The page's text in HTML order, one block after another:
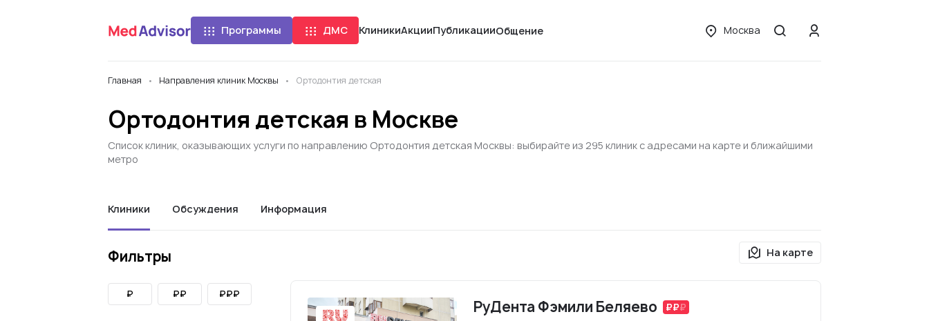
Программы ДМС КлиникиАкцииПубликацииОбщение Москва
Главная Направления клиник Москвы Ортодонтия детская
Ортодонтия детская в Москве
Список клиник, оказывающих услуги по направлению Ортодонтия детская Москвы: выбирайте из 295 клиник с адресами на карте и ближайшими
метро
Клиники Обсуждения Информация
Фильтры
₽ ₽₽ ₽₽₽
На карте
РуДента Фэмили Беляево